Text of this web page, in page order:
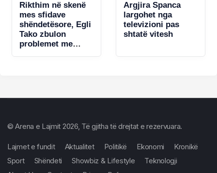
Rikthim në skenë
mes sfidave
shëndetësore, Egli
Tako zbulon
problemet me
Argjira Spanca
largohet nga
televizioni pas
shtatë vitesh
© Arena e Lajmit 2026, Të gjitha të drejtat e rezervuara.
Lajmet e fundit Aktualitet Politikë Ekonomi
Kronikë
Sport
Shëndeti Showbiz & Lifestyle
Teknologji